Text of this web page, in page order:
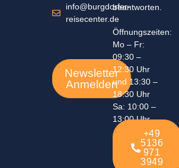
info@burgdorfer-
reisecenter.de
Newsletter
Anmelden
beantworten.
Öffnungszeiten:
Mo – Fr:
09:30 –
12:30 Uhr
und 13:30 –
18:30 Uhr
Sa: 10:00 –
13:00 Uhr
+49
5136
971
3949